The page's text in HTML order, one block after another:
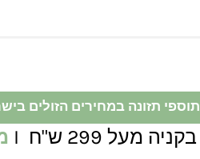
תוספי תזונה במחירים הזולים
בקניה מעל 299 ש"ח I